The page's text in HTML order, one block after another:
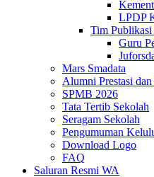
LPDP
Tim Publikasi
Guru
Mars Smadata
Alumni Prestasi
SPMB 2026
Tata Tertib Sekolah
Seragam Sekolah
Pengumuman
Download Logo
FAQ
Saluran Resmi WA